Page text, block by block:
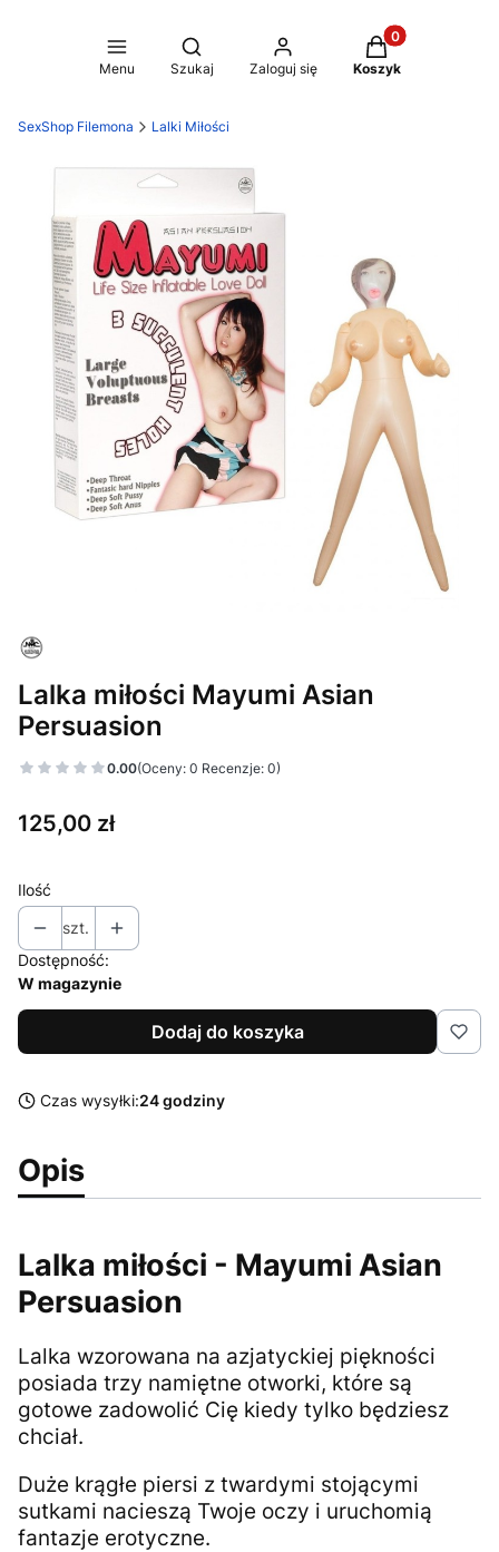
Menu
Otwórz wyszukiwarkę
Szukaj Zaloguj się
Produkty w
Koszyk
SexShop Filemona Lalki Miłości
Lalka miłości Mayumi Asian
Persuasion
0.00(Oceny: 0 Recenzje: 0)
Cena
125,00 zł
Ilość
szt.
Dostępność:
W magazynie
Dodaj do koszyka
Czas wysyłki:24 godziny
Opis
Lalka miłości - Mayumi Asian
Persuasion
Lalka wzorowana na azjatyckiej piękności
posiada trzy namiętne otworki, które są
gotowe zadowolić Cię kiedy tylko będziesz
chciał.
Duże krągłe piersi z twardymi stojącymi
sutkami nacieszą Twoje oczy i uruchomią
fantazje erotyczne.